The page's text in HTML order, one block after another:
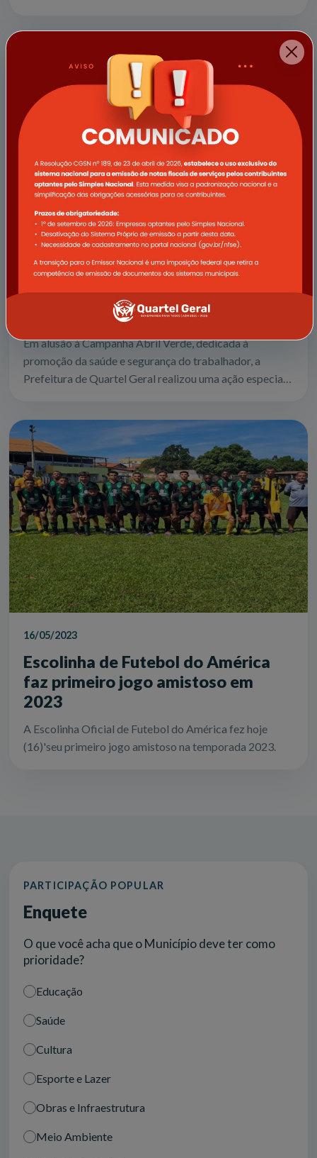
11/04/2025
Campanha Abril Verde promove
ações de saúde voltadas ao
trabalhador rural em Quartel Geral
Em alusão à Campanha Abril Verde, dedicada à
promoção da saúde e segurança do trabalhador, a
Prefeitura de Quartel Geral realizou uma ação especial
16/05/2023
Escolinha de Futebol do América
faz primeiro jogo amistoso em
2023
A Escolinha Oficial de Futebol do América fez hoje
(16)'seu primeiro jogo amistoso na temporada 2023.
PARTICIPAÇÃO POPULAR
Enquete
O que você acha que o Município deve ter como
prioridade?
Educação
Saúde
Cultura
Esporte e Lazer
Obras e Infraestrutura
Meio Ambiente